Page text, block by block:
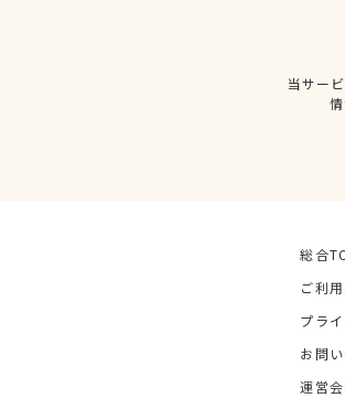
当サー
総合
ご利
プラ
お問
運営